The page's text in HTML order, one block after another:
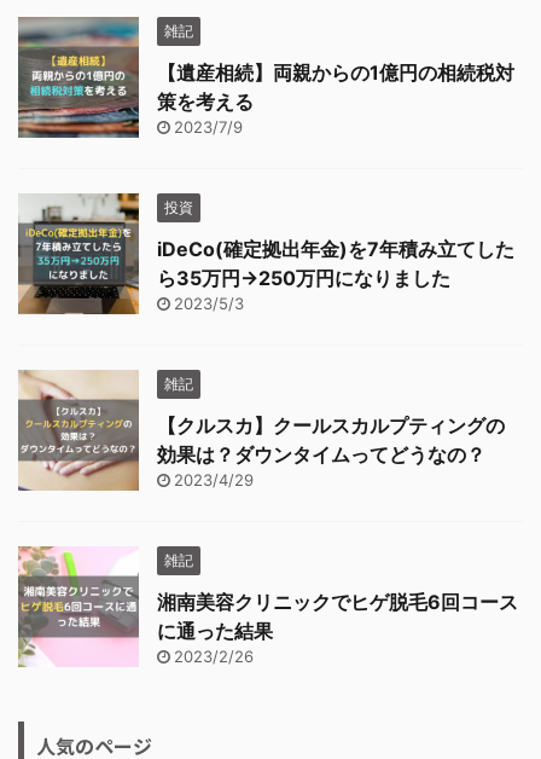
雑記
【遺産相続】両親からの1億円の相続税対
策を考える
2023/7/9
投資
iDeCo(確定拠出年金)を7年積み立てした
ら35万円→250万円になりました
2023/5/3
雑記
【クルスカ】クールスカルプティングの
効果は？ダウンタイムってどうなの？
2023/4/29
雑記
湘南美容クリニックでヒゲ脱毛6回コース
に通った結果
2023/2/26
人気のページ